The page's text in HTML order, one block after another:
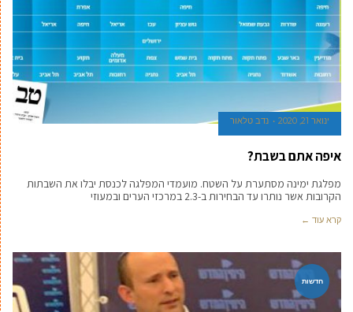
ינואר 21, 2020 נדב טלאור
איפה אתם בשבת?
מפלגת ימינה מסתערת על השטח. מועמדי המפלגה לכנסת יבלו את השבתות
הקרובות אשר נותרו עד הבחירות ב-2.3 במרכזי הערים ובמעוזי
קרא עוד ←
חדשות